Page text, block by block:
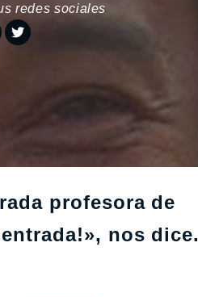
redes sociales
profesora de
nos dice.